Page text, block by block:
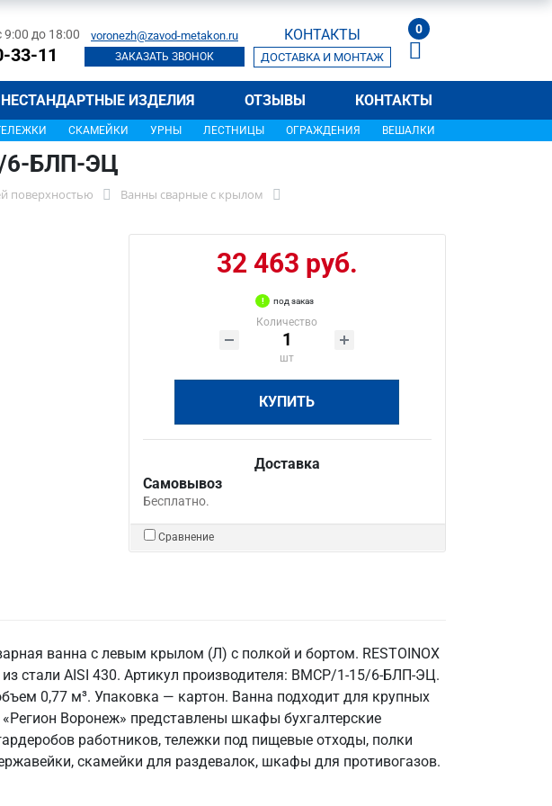
до 18:00
33-11
voronezh@zavod-metakon.ru
ЗАКАЗАТЬ ЗВОНОК
КОНТАКТЫ
ДОСТАВКА И МОНТАЖ
0
НЕСТАНДАРТНЫЕ ИЗДЕЛИЯ ОТЗЫВЫ КОНТАКТЫ
СКАМЕЙКИ УРНЫ ЛЕСТНИЦЫ ОГРАЖДЕНИЯ ВЕШАЛКИ
6-БЛП-ЭЦ
поверхностью
Ванны сварные с крылом
32 463 руб.
под заказ
Количество
шт
КУПИТЬ
Доставка
Самовывоз
Бесплатно.
Сравнение
ванна с левым крылом (Л) с полкой и бортом. RESTOINOX
стали AISI 430. Артикул производителя: ВМСР/1-15/6-БЛП-ЭЦ.
0,77 м³. Упаковка — картон. Ванна подходит для крупных
Воронеж» представлены шкафы бухгалтерские
работников, тележки под пищевые отходы, полки
скамейки для раздевалок, шкафы для противогазов.